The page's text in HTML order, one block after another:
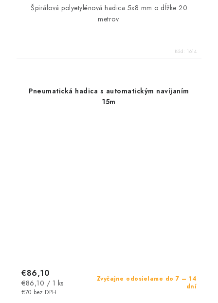
Špirálová polyetylénová hadica 5x8 mm o dĺžke 20
metrov.
Kód: 1614
Pneumatická hadica s automatickým navíjaním
15m
Zvyčajne odosielame do 7 – 14
dní
€70 bez DPH
€86,10
Jednotková
cena:
€86,10 / 1 ks